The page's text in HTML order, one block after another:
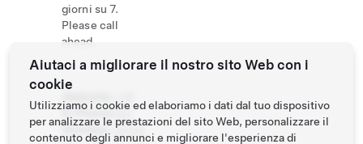
giorni su 7.
Please call
ahead.
& Phone
Number
031
23391
Aiutaci a migliorare il nostro sito Web con i
cookie
Utilizziamo i cookie ed elaboriamo i dati dal tuo dispositivo
per analizzare le prestazioni del sito Web, personalizzare il
contenuto degli annunci e migliorare l'esperienza di